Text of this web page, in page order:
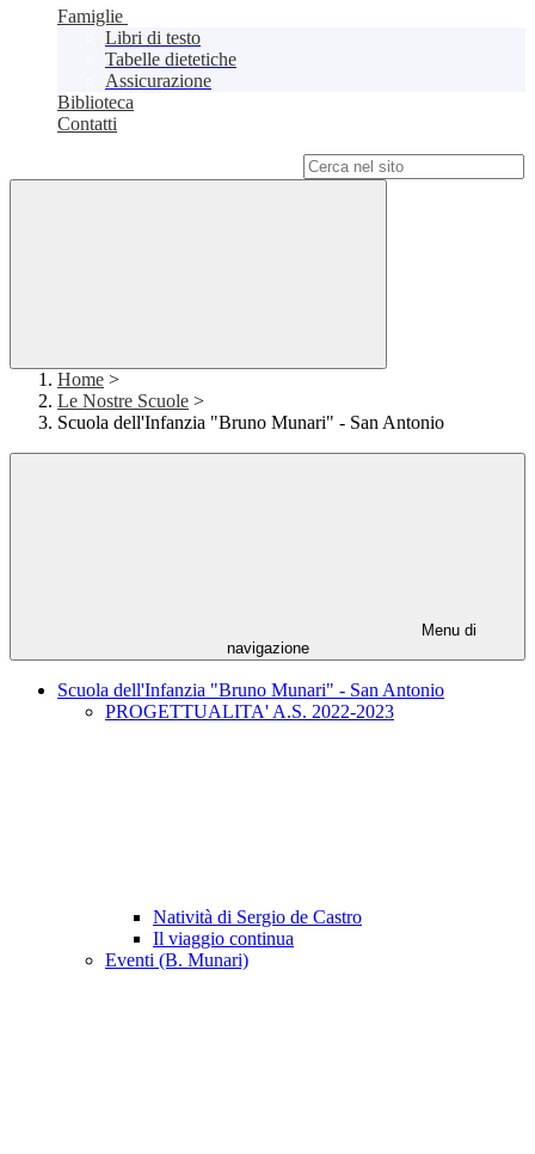
Famiglie
Libri di testo
Tabelle dietetiche
Assicurazione
Biblioteca
Contatti
Home >
Le Nostre Scuole >
Scuola dell'Infanzia "Bruno Munari" - San Antonio
Menu di
navigazione
Scuola dell'Infanzia "Bruno Munari" - San Antonio
PROGETTUALITA' A.S. 2022-2023
Natività di Sergio de Castro
Il viaggio continua
Eventi (B. Munari)